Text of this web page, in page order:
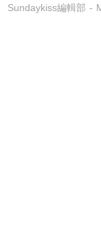
Sundaykiss編輯部